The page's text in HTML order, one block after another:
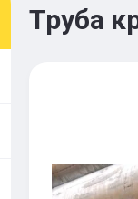
Труба